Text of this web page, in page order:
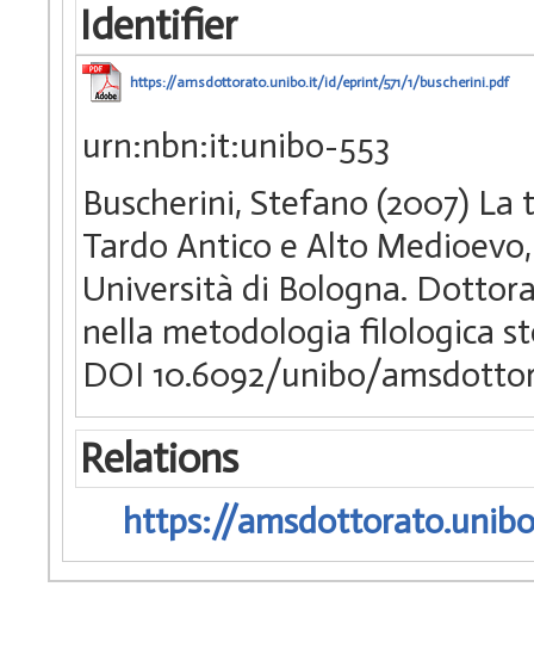
Identifier
https://amsdottorato.unibo.it/id/eprint/571/1/buscherini.pdf
urn:nbn:it:unibo-553
Buscherini, Stefano (2007)
Tardo Antico e Alto
Università di Bologna.
nella metodologia filologica
DOI 10.6092/unibo/
Relations
https://